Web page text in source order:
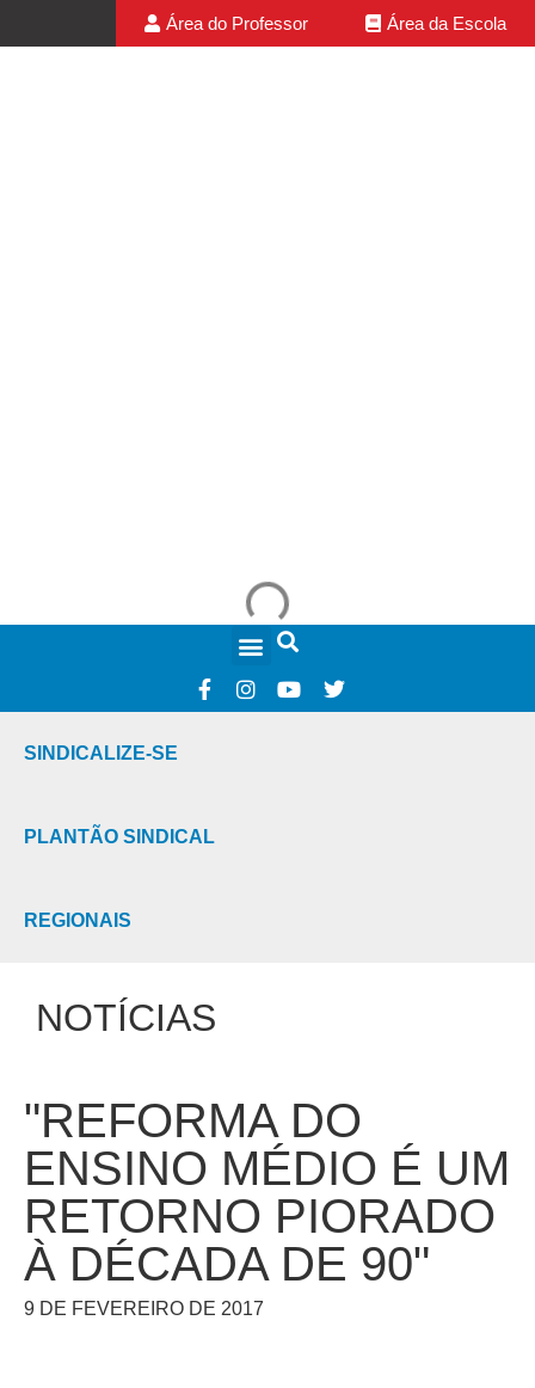
Área do Professor Área da Escola
SINDICALIZE-SE
PLANTÃO SINDICAL
REGIONAIS
NOTÍCIAS
"REFORMA DO
ENSINO MÉDIO É UM
RETORNO PIORADO
À DÉCADA DE 90"
9 DE FEVEREIRO DE 2017